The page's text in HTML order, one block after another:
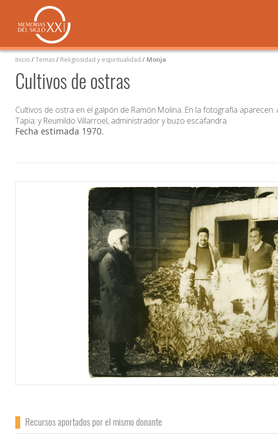
Inicio /Temas/ Religiosidad y espiritualidad / Monja
Cultivos de ostras
Cultivos de ostra en el galpón de Ramón Molina. En la fotografía
Tapia; y Reumildo Villarroel, administrador y buzo escafandra.
Fecha estimada 1970.
Recursos aportados por el mismo donante